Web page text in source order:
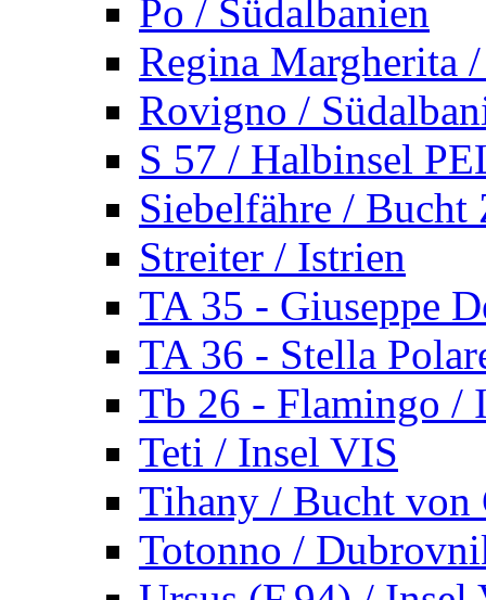
Po / Südalbanien
Regina Margherita
Rovigno /
S 57 / Halbinsel
Siebelfähre / Bucht
Streiter / Istrien
TA 35 - Giuseppe
TA 36 - Stella
Tb 26 - Flamingo /
Teti / Insel VIS
Tihany / Bucht von
Totonno /